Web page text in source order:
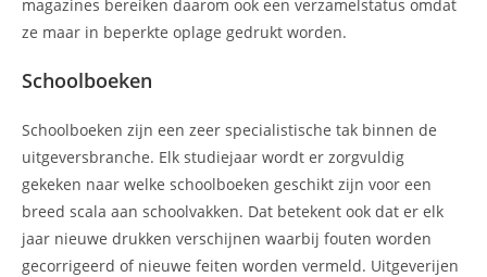
magazines bereiken daarom ook een verzamelstatus omdat
ze maar in beperkte oplage gedrukt worden.
Schoolboeken
Schoolboeken zijn een zeer specialistische tak binnen de
uitgeversbranche. Elk studiejaar wordt er zorgvuldig
gekeken naar welke schoolboeken geschikt zijn voor een
breed scala aan schoolvakken. Dat betekent ook dat er elk
jaar nieuwe drukken verschijnen waarbij fouten worden
gecorrigeerd of nieuwe feiten worden vermeld. Uitgeverijen